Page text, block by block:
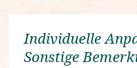
Individuelle
Sonstige